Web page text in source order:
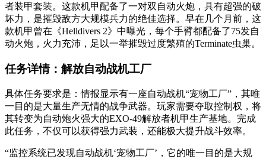
者装甲套装。这款机甲配备了一对双自动火炮，具有超强的破
坏力，是摧毁敌方大规模兵力的绝佳选择。早在几个月前，这
款机甲曾在《Helldivers 2》中曝光，每个手臂都配备了75发自
动火炮，火力充沛，足以一举摧毁过度繁殖的Terminate虫巢。
任务详情：解放自动战机工厂
具体任务要求是：情报显示有一座自动战机“宠物工厂”，其唯
一目的是大量生产无情的战争武器。玩家需要夺取控制权，将
其转变为自动炮火强大的EXO-49解放者机甲生产基地。完成
此任务，不仅可以获得强力武装，还能极大提升战斗效率。
“监控系统已发现自动战机‘宠物工厂’，它的唯一目的是大规